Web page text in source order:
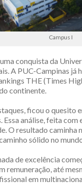
Campus I
uma conquista da
A PUC-Campinas já
THE (Times
continente.
ficou o quesito
Essa análise, feita
O resultado caminha
sólido no
de excelência
remuneração, até
em